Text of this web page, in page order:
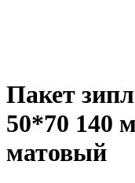
Пакет
50*70 140
матовый